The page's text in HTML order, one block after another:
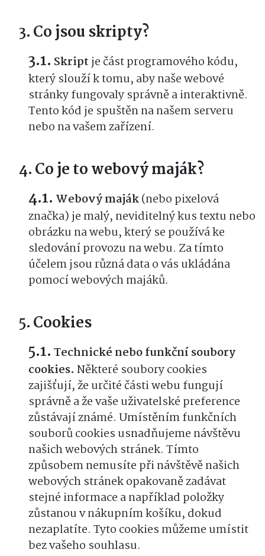
Co jsou skripty?
Skriptje část programového kódu,
který slouží k tomu, aby naše webové
stránky fungovaly správně a interaktivně.
Tento kód je spuštěn na našem serveru
nebo na vašem zařízení.
Co je to webový maják?
Webový maják(nebo pixelová
značka) je malý, neviditelný kus textu nebo
obrázku na webu, který se používá ke
sledování provozu na webu. Za tímto
účelem jsou různá data o vás ukládána
pomocí webových majáků.
Cookies
Technické nebo funkční soubory
cookies. Některé soubory cookies
zajišťují, že určité části webu fungují
správně a že vaše uživatelské preference
zůstávají známé. Umístěním funkčních
souborů cookies usnadňujeme návštěvu
našich webových stránek. Tímto
způsobem nemusíte při návštěvě našich
webových stránek opakovaně zadávat
stejné informace a například položky
zůstanou v nákupním košíku, dokud
nezaplatíte. Tyto cookies můžeme umístit
bez vašeho souhlasu.